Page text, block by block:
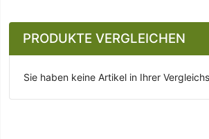
PRODUKTE VERGLEICHEN
Sie haben keine Artikel in Ihrer